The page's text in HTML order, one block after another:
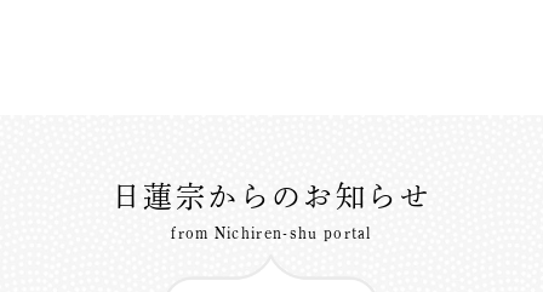
日蓮宗からのお知らせ
from Nichiren-shu portal